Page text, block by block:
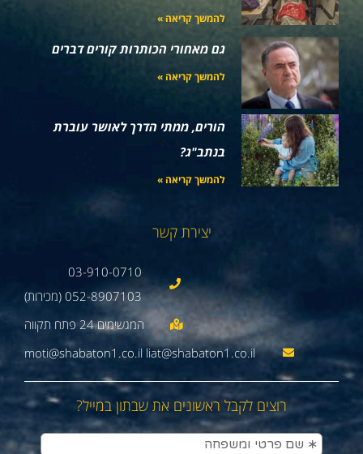
להמשך קריאה »
גם מאחורי הכותרות קורים דברים
להמשך קריאה »
הורים, ממתי הדרך לאושר עוברת
בנתב"ג?
להמשך קריאה »
יצירת קשר
03-910-0710
052-8907103 (מכירות)
moti@shabaton1.co.il liat@shabaton1.co.il
רוצים לקבל ראשונים את שבתון במייל?